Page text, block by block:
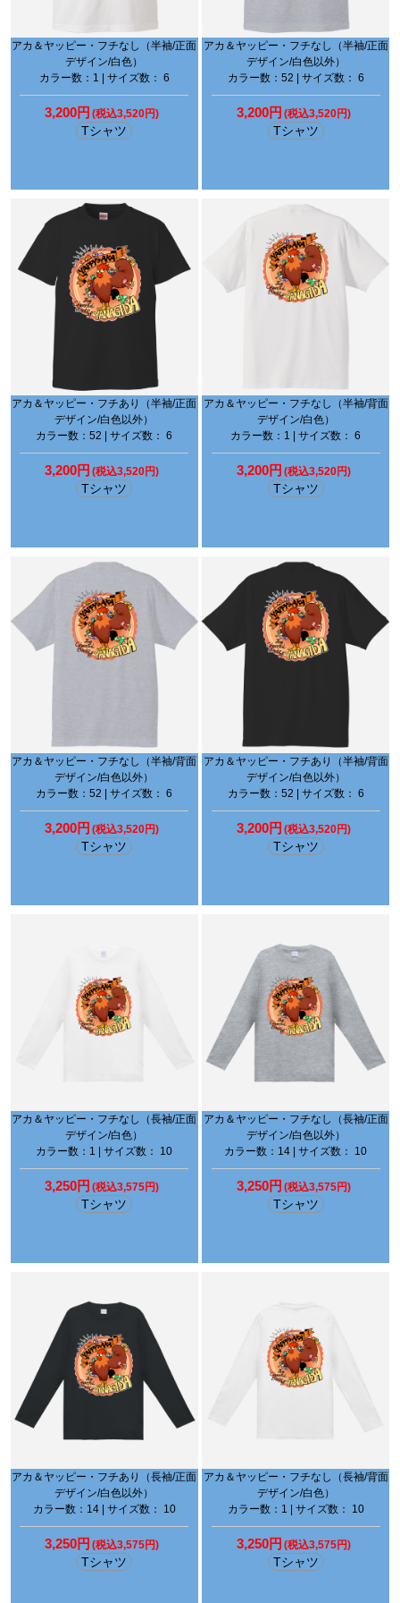
アカ＆ヤッピー・フチなし（半袖/正面
デザイン/白色）
カラー数：1 | サイズ数： 6
3,200円 (税込3,520円)
Tシャツ
アカ＆ヤッピー・フチなし（半袖/正面
デザイン/白色以外）
カラー数：52 | サイズ数： 6
3,200円 (税込3,520円)
Tシャツ
アカ＆ヤッピー・フチあり（半袖/正面
デザイン/白色以外）
カラー数：52 | サイズ数： 6
3,200円 (税込3,520円)
Tシャツ
アカ＆ヤッピー・フチなし（半袖/背面
デザイン/白色）
カラー数：1 | サイズ数： 6
3,200円 (税込3,520円)
Tシャツ
アカ＆ヤッピー・フチなし（半袖/背面
デザイン/白色以外）
カラー数：52 | サイズ数： 6
3,200円 (税込3,520円)
Tシャツ
アカ＆ヤッピー・フチあり（半袖/背面
デザイン/白色以外）
カラー数：52 | サイズ数： 6
3,200円 (税込3,520円)
Tシャツ
アカ＆ヤッピー・フチなし（長袖/正面
デザイン/白色）
カラー数：1 | サイズ数： 10
3,250円 (税込3,575円)
Tシャツ
アカ＆ヤッピー・フチなし（長袖/正面
デザイン/白色以外）
カラー数：14 | サイズ数： 10
3,250円 (税込3,575円)
Tシャツ
アカ＆ヤッピー・フチあり（長袖/正面
デザイン/白色以外）
カラー数：14 | サイズ数： 10
3,250円 (税込3,575円)
Tシャツ
アカ＆ヤッピー・フチなし（長袖/背面
デザイン/白色）
カラー数：1 | サイズ数： 10
3,250円 (税込3,575円)
Tシャツ